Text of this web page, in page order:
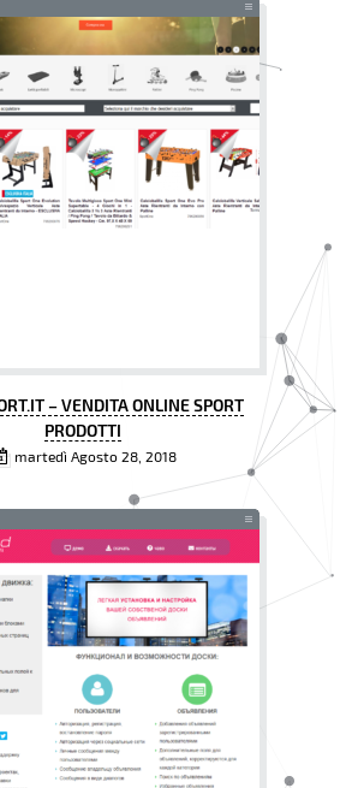
– VENDITA ONLINE SPORT
PRODOTTI
martedì Agosto 28, 2018